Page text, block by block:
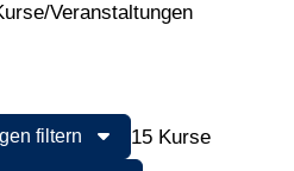
Veranstaltungen
filtern 15 Kurse